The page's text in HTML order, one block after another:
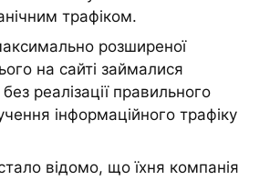
трафіком.
розширеної
на сайті займалися
реалізації правильного
інформаційного трафіку
відомо, що їхня компанія